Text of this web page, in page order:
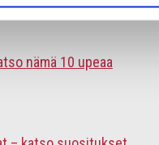
nämä 10 upeaa